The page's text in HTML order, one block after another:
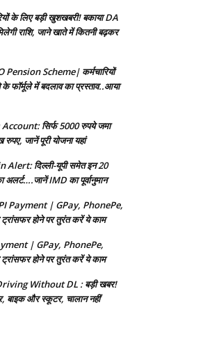
के लिए बड़ी खुशखबरी! बकाया DA
राशि, जाने खाते में कितनी बढ़कर
Pension Scheme| कर्मचारियों
फॉर्मूले में बदलाव का प्रस्ताव..आया
सिर्फ 5000 रुपये जमा
जानें पूरी योजना यहां
Alert: दिल्ली-यूपी समेत इन 20
अलर्ट….जानें IMD का पूर्वानुमान
Payment | GPay, PhonePe,
होने पर तुरंत करें ये काम
| GPay, PhonePe,
होने पर तुरंत करें ये काम
Without DL : बड़ी खबर!
बाइक और स्कूटर, चालान नहीं